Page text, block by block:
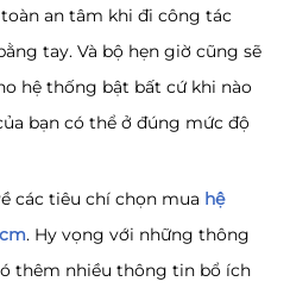
an tâm khi đi công tác
tay. Và bộ hẹn giờ cũng sẽ
hệ thống bật bất cứ khi nào
bạn có thể ở đúng mức độ
các tiêu chí chọn mua hệ
. Hy vọng với những thông
thêm nhiều thông tin bổ ích